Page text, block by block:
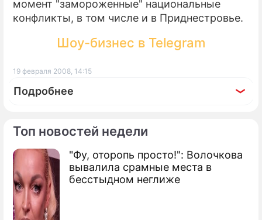
Топ новостей недели
"Фу, оторопь просто!": Волочкова
вывалила срамные места в
бесстыдном неглиже
момент "замороженные" национальные
конфликты, в том числе и в Приднестровье.
Шоу-бизнес в Telegram
19 февраля 2008, 14:15
Подробнее
По теме
Сербия отменила независимость
Косова